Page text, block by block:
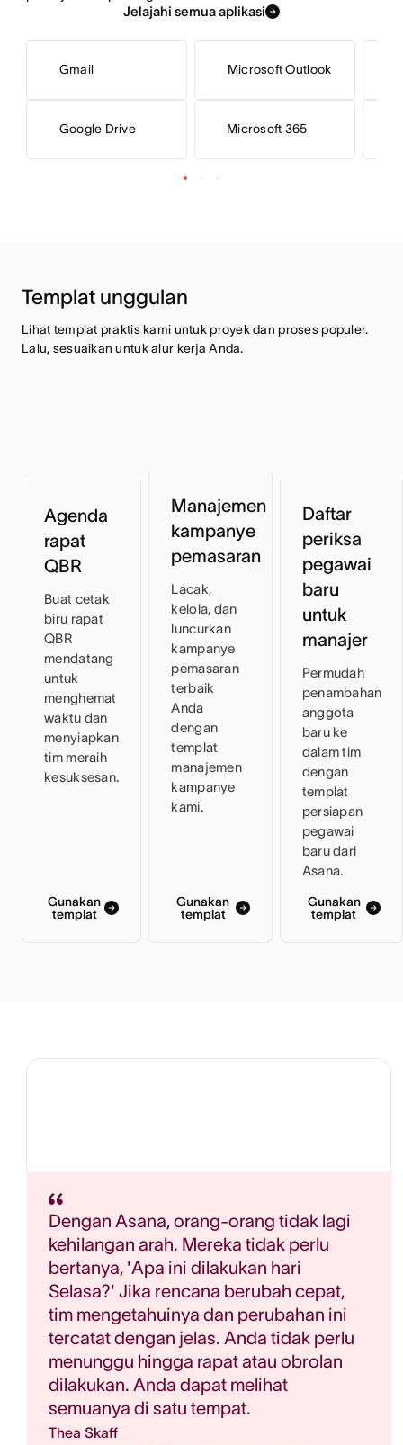
Jelajahi semua aplikasi
Gmail
Google Drive
Microsoft Outlook
Microsoft 365
Templat unggulan
Lihat templat praktis kami untuk proyek dan proses populer.
Lalu, sesuaikan untuk alur kerja Anda.
Agenda
rapat
QBR
Buat cetak
biru rapat
QBR
mendatang
untuk
menghemat
waktu dan
menyiapkan
tim meraih
kesuksesan.
Gunakan
templat
Manajemen
kampanye
pemasaran
Lacak,
kelola, dan
luncurkan
kampanye
pemasaran
terbaik
Anda
dengan
templat
manajemen
kampanye
kami.
Gunakan
templat
Daftar
periksa
pegawai
baru
untuk
manajer
Permudah
penambahan
anggota
baru ke
dalam tim
dengan
templat
persiapan
pegawai
baru dari
Asana.
Gunakan
templat
Dengan Asana, orang-orang tidak lagi
kehilangan arah. Mereka tidak perlu
bertanya, 'Apa ini dilakukan hari
Selasa?' Jika rencana berubah cepat,
tim mengetahuinya dan perubahan ini
tercatat dengan jelas. Anda tidak perlu
menunggu hingga rapat atau obrolan
dilakukan. Anda dapat melihat
semuanya di satu tempat.
Thea Skaff